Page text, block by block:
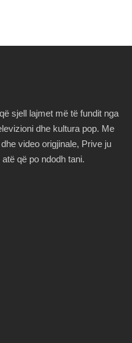
sjell lajmet më të fundit nga
dhe kultura pop. Me
video origjinale, Prive ju
që po ndodh tani.